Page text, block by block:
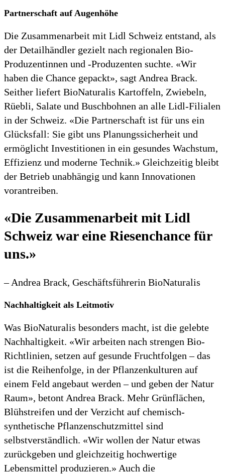
Partnerschaft auf Augenhöhe
Die Zusammenarbeit mit Lidl Schweiz entstand, als
der Detailhändler gezielt nach regionalen Bio-
Produzentinnen und -Produzenten suchte. «Wir
haben die Chance gepackt», sagt Andrea Brack.
Seither liefert BioNaturalis Kartoffeln, Zwiebeln,
Rüebli, Salate und Buschbohnen an alle Lidl-Filialen
in der Schweiz. «Die Partnerschaft ist für uns ein
Glücksfall: Sie gibt uns Planungssicherheit und
ermöglicht Investitionen in ein gesundes Wachstum,
Effizienz und moderne Technik.» Gleichzeitig bleibt
der Betrieb unabhängig und kann Innovationen
vorantreiben.
«Die Zusammenarbeit mit Lidl
Schweiz war eine Riesenchance für
uns.»
– Andrea Brack, Geschäftsführerin BioNaturalis
Nachhaltigkeit als Leitmotiv
Was BioNaturalis besonders macht, ist die gelebte
Nachhaltigkeit. «Wir arbeiten nach strengen Bio-
Richtlinien, setzen auf gesunde Fruchtfolgen – das
ist die Reihenfolge, in der Pflanzenkulturen auf
einem Feld angebaut werden – und geben der Natur
Raum», betont Andrea Brack. Mehr Grünflächen,
Blühstreifen und der Verzicht auf chemisch-
synthetische Pflanzenschutzmittel sind
selbstverständlich. «Wir wollen der Natur etwas
zurückgeben und gleichzeitig hochwertige
Lebensmittel produzieren.» Auch die